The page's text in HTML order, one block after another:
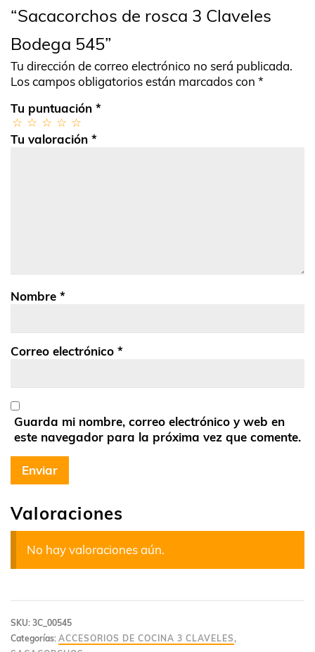
Valoraciones
No hay valoraciones aún.
“Sacacorchos de rosca 3 Claveles
Bodega 545”
Tu dirección de correo electrónico no será publicada.
Los campos obligatorios están marcados con *
Tu puntuación *
Tu valoración *
Nombre *
Correo electrónico *
Guarda mi nombre, correo electrónico y web en
este navegador para la próxima vez que comente.
SKU: 3C_00545
Categorías: ACCESORIOS DE COCINA 3 CLAVELES,